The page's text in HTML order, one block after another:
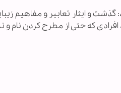
گذشت و ایثار تعابیر و مفاهیم
افرادی که حتی از مطرح کردن نام